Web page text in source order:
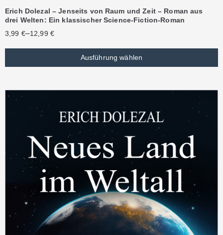
Erich Dolezal – Jenseits von Raum und Zeit – Roman aus
drei Welten: Ein klassischer Science-Fiction-Roman
3,99 €–12,99 €
Ausführung wählen